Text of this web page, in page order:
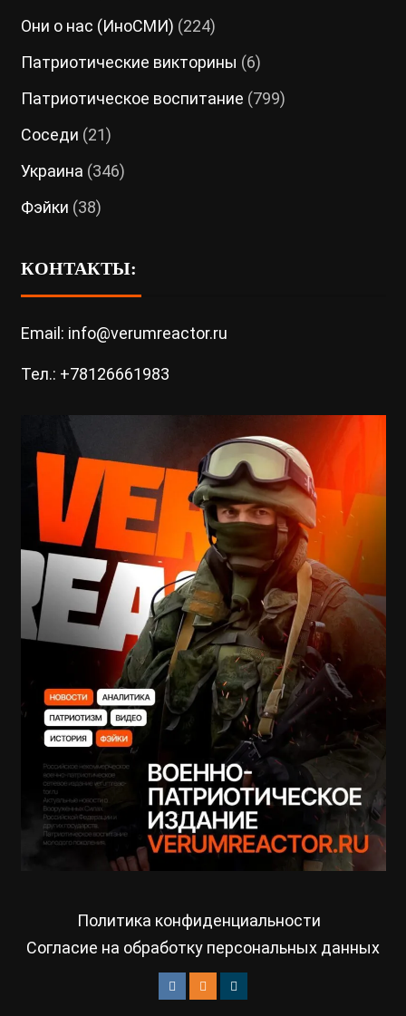
Они о нас (ИноСМИ) (224)
Патриотические викторины (6)
Патриотическое воспитание (799)
Соседи (21)
Украина (346)
Фэйки (38)
КОНТАКТЫ:
Email: info@verumreactor.ru
Тел.: +78126661983
Политика конфиденциальности
Согласие на обработку персональных данных